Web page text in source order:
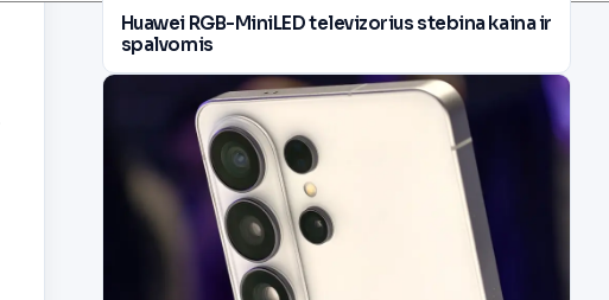
Huawei RGB-MiniLED televizorius stebina kaina ir
spalvomis